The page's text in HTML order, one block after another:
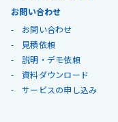
お問い合わせ
お問い合わせ
見積依頼
説明・デモ依頼
資料ダウンロード
サービスの申し込み